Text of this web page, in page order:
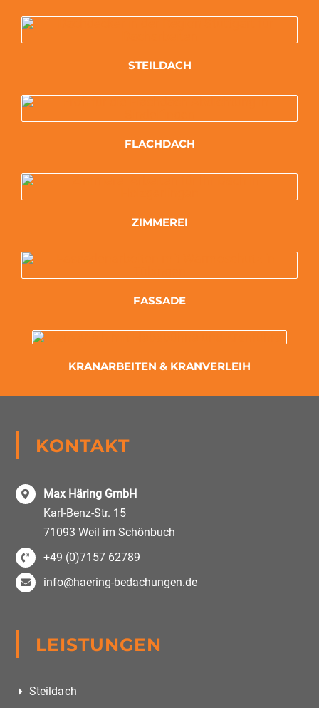
STEILDACH
FLACHDACH
ZIMMEREI
FASSADE
KRANARBEITEN & KRANVERLEIH
KONTAKT
Max Häring GmbH
Karl-Benz-Str. 15
71093 Weil im Schönbuch
+49 (0)7157 62789
info@haering-bedachungen.de
LEISTUNGEN
Steildach